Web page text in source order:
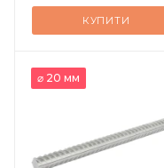
КУПИТИ
⌀ 20 мм